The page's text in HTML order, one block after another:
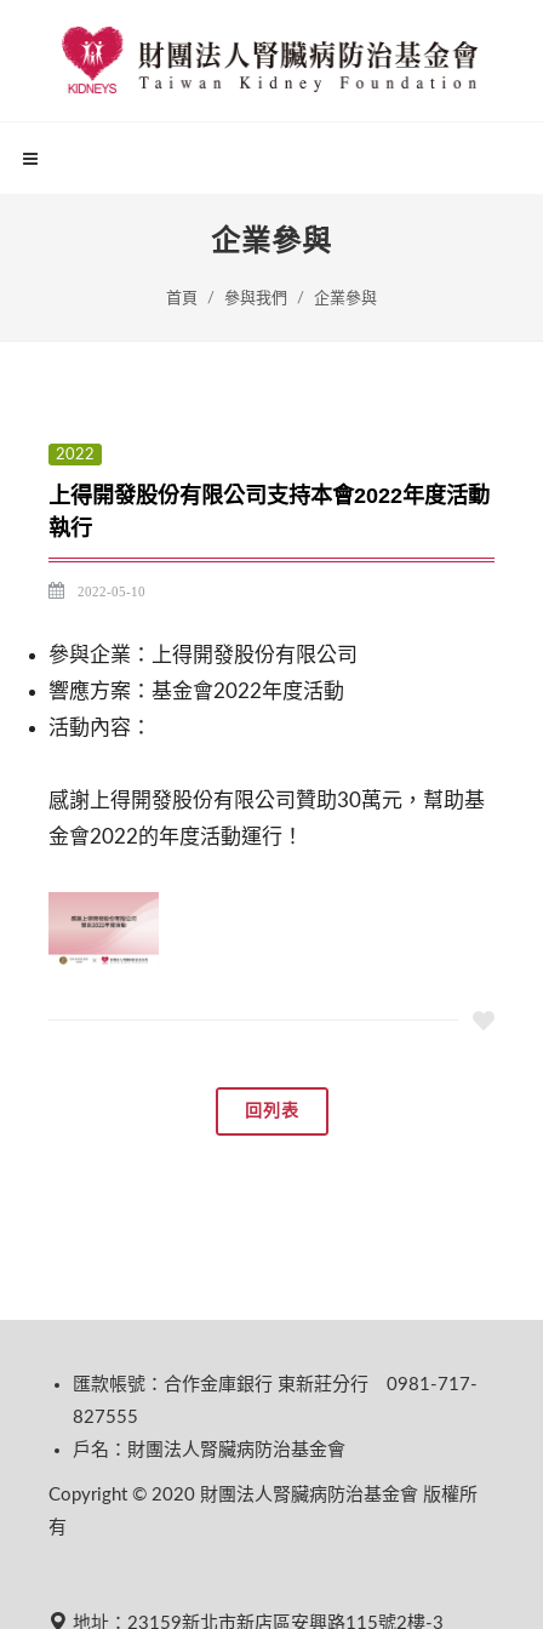
企業參與
首頁 參與我們 企業參與
2022
上得開發股份有限公司支持本會2022年度活動
執行
2022-05-10
參與企業：上得開發股份有限公司
響應方案：基金會2022年度活動
活動內容：
感謝上得開發股份有限公司贊助30萬元，幫助基
金會2022的年度活動運行！
回列表
匯款帳號：合作金庫銀行 東新莊分行 0981-717-
827555
戶名：財團法人腎臟病防治基金會
Copyright © 2020 財團法人腎臟病防治基金會 版權所
有
地址：23159新北市新店區安興路115號2樓-3